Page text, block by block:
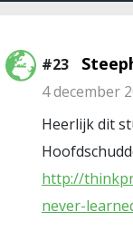
#23
4 december
Heerlijk dit
http://
never-